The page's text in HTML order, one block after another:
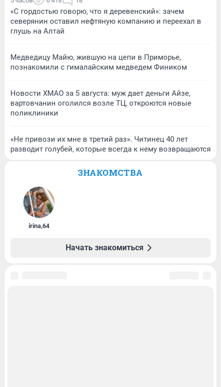
«С гордостью говорю, что я деревенский»: зачем
северянин оставил нефтяную компанию и переехал в
глушь на Алтай
Медведицу Майю, жившую на цепи в Приморье,
познакомили с гималайским медведем Фиником
Новости ХМАО за 5 августа: муж дает деньги Айзе,
вартовчанин оголился возле ТЦ, откроются новые
поликлиники
«Не привози их мне в третий раз». Читинец 40 лет
разводит голубей, которые всегда к нему возвращаются
ЗНАКОМСТВА
irina,64
Начать знакомиться